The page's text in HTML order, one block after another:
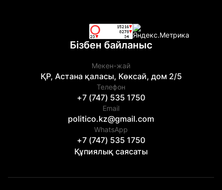
Бізбен байланыс
Мекен-жай
ҚР, Астана қаласы, Көксай, дом 2/5
Телефон
+7 (747) 535 1750
Email
politico.kz@gmail.com
WhatsApp
+7 (747) 535 1750
Құпиялық саясаты